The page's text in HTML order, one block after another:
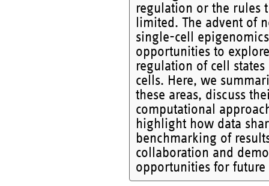
regulation or the rules
limited. The advent of
single-cell
opportunities to
regulation of cell
cells. Here, we
these areas, discuss
computational
highlight how data
benchmarking of
collaboration and
opportunities for